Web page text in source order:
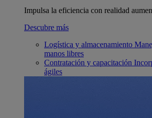
Impulsa la eficiencia con realidad
Descubre más
Logística y almacenamiento
manos libres
Contratación y capacitación
ágiles